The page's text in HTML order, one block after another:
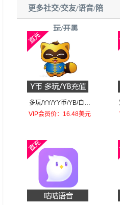
更多社交/交友/语音/陪
玩/开黑
多玩/YY/YY币/YB/自动
充值100个
VIP会员价：16.48美元